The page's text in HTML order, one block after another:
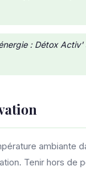
: Détox
ambiante
Tenir hors de